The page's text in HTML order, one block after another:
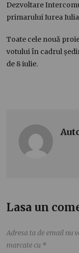
Dezvoltare
primarului Iurea
Toate cele nouă
votului în cadrul
de 8 iulie.
Lasa un
Adresa ta de email nu
marcate cu *